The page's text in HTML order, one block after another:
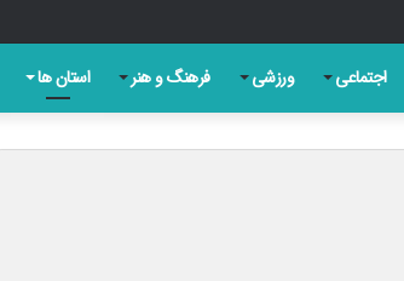
مجاهدت رسانه‌های انقلابی است
اجتماعی ورزشی فرهنگ و هنر استان ها